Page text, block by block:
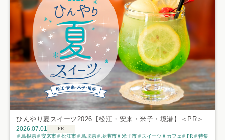
ひんやり夏スイーツ2026【松江・安来・米子・境港】＜PR＞
2026.07.01
PR
島根県
安来市 松江市 鳥取県 境港市 米子市 スイーツ カフェ PR 特集